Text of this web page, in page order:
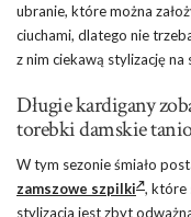
ubranie, które można
ciuchami, dlatego nie
z nim ciekawą stylizację na
Długie kardigany
torebki damskie
W tym sezonie śmiało
zamszowe szpilki , które
stylizacja jest zbyt